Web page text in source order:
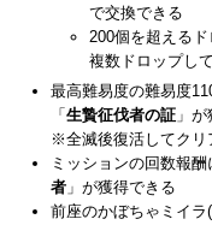
で交換できる
200個を超える
複数ドロップし
最高難易度の難易度
「 生贄征伐者の証 」
※全滅後復活してクリ
ミッションの回数報
者 」が獲得できる
前座のかぼちゃミイラ